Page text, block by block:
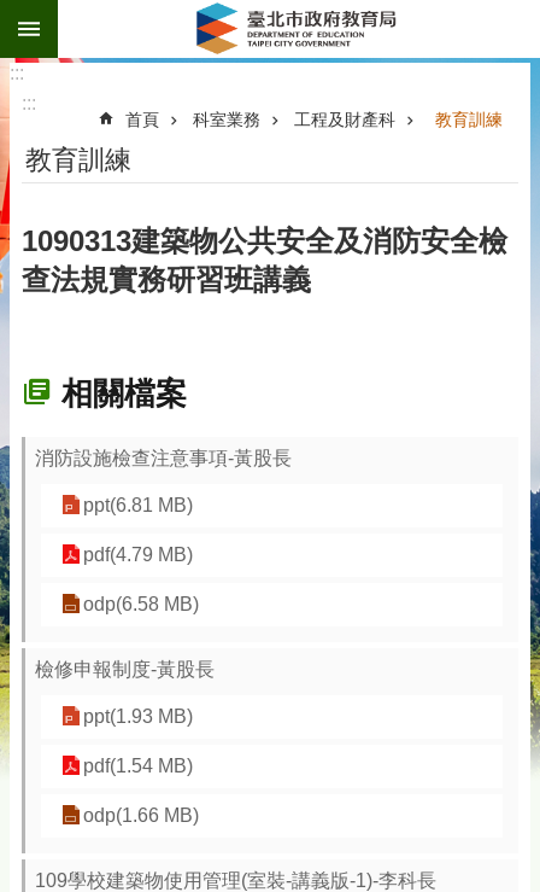
跳到主要內容區塊
:::
:::
首頁 科室業務 工程及財產科 教育訓練
教育訓練
1090313建築物公共安全及消防安全檢
查法規實務研習班講義
相關檔案
消防設施檢查注意事項-黃股長
ppt(6.81 MB)
pdf(4.79 MB)
odp(6.58 MB)
檢修申報制度-黃股長
ppt(1.93 MB)
pdf(1.54 MB)
odp(1.66 MB)
109學校建築物使用管理(室裝-講義版-1)-李科長